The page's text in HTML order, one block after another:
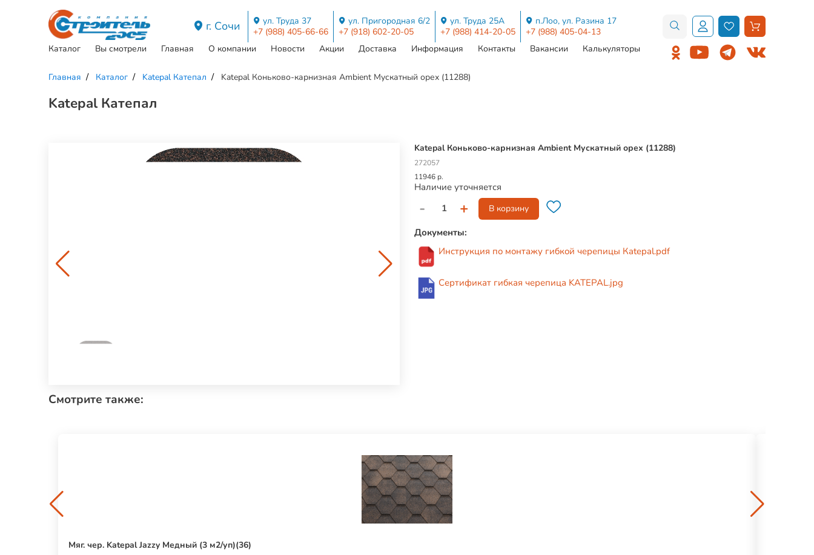
г. Сочи
ул. Труда 37
+7 (988) 405-66-66
ул. Пригородная 6/2
+7 (918) 602-20-05
ул. Труда 25А
+7 (988) 414-20-05
п.Лоо, ул. Разина 17
+7 (988) 405-04-13
Каталог
Вы смотрели Главная О компании Новости Акции Доставка Информация Контакты Вакансии Калькуляторы
Главная Каталог Katepal Катепал Katepal Коньково-карнизная Ambient Мускатный орех (11288)
Katepal Катепал
Katepal Коньково-карнизная Ambient Мускатный орех (11288)
272057
11946 р.
Наличие уточняется
- + В корзину
Документы:
Инструкция по монтажу гибкой черепицы Кatepal.pdf
Сертификат гибкая черепица KATEPAL.jpg
Смотрите также:
Мяг. чер. Katepal Jazzy Медный (3 м2/уп)(36)